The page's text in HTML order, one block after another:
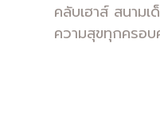
คลับเฮาส์ สนามเ
ความสุขทุกครอบ